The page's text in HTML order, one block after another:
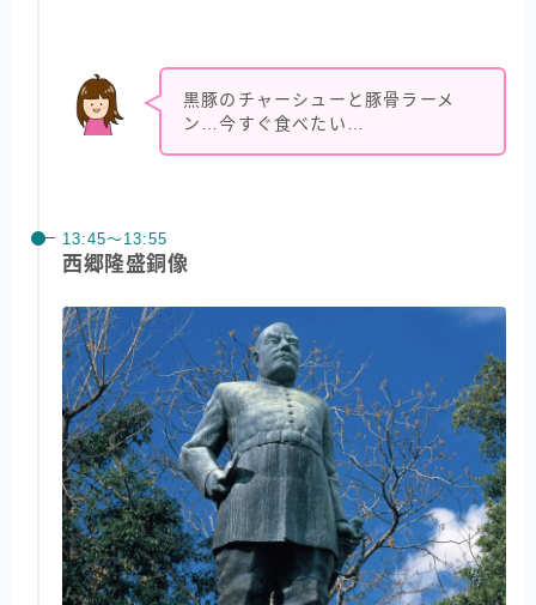
黒豚のチャーシューと豚骨ラーメ
ン…今すぐ食べたい…
13:45〜13:55
西郷隆盛銅像